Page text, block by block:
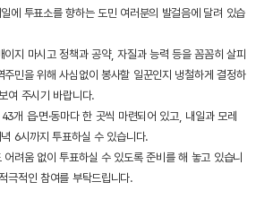
에 투표소를 향하는 도민 여러분의 발걸음에 달려 있습
이지 마시고 정책과 공약, 자질과 능력 등을 꼼꼼히 살피
주민을 위해 사심없이 봉사할 일꾼인지 냉철하게 결정하
여 주시기 바랍니다.
개 읍·면·동마다 한 곳씩 마련되어 있고, 내일과 모레
6시까지 투표하실 수 있습니다.
려움 없이 투표하실 수 있도록 준비를 해 놓고 있습니
극적인 참여를 부탁드립니다.